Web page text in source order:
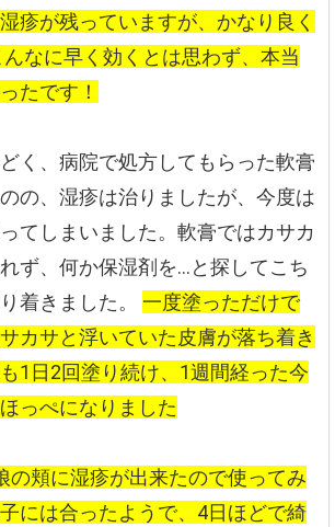
疹が残っていますが、かなり良く
んなに早く効くとは思わず、本当
たです！
く、病院で処方してもらった軟膏
の、湿疹は治りましたが、今度は
てしまいました。軟膏ではカサカ
ず、何か保湿剤を…と探してこち
着きました。
一度塗っただけで
カサと浮いていた皮膚が落ち着き
1日2回塗り続け、1週間経った今
っぺになりました
の頬に湿疹が出来たので使ってみ
には合ったようで、4日ほどで綺